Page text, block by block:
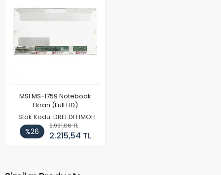
MSI MS-1759 Notebook
Ekran (Full HD)
Stok Kodu: DREEDFHMOH
%26
2.991,06 TL
2.215,54 TL